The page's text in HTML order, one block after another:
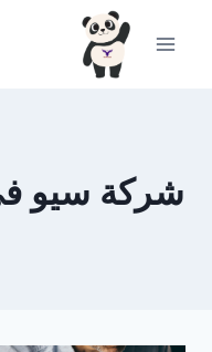
شركة سيو